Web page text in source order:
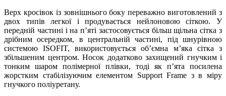
Верх кросівок із зовнішнього боку переважно виготовлений з
двох типів легкої і продувається нейлоновою сіткою. У
передній частині і на п’яті застосовується більш щільна сітка з
дрібним осередком, в центральній частині, під шнурівною
системою ISOFIT, використовується об’ємна м’яка сітка з
збільшеним центром. Носок додатково захищений гнучким і
тонким шаром полімерної плівки, тоді як п’ята посилена
жорстким стабілізуючим елементом Support Frame з в міру
гнучкого поліуретану.